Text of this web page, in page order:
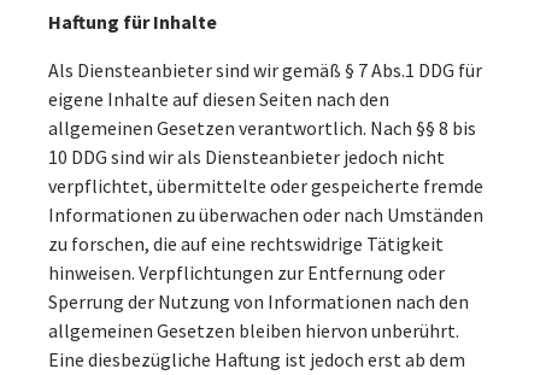
Haftung für Inhalte
Als Diensteanbieter sind wir gemäß § 7 Abs.1 DDG für
eigene Inhalte auf diesen Seiten nach den
allgemeinen Gesetzen verantwortlich. Nach §§ 8 bis
10 DDG sind wir als Diensteanbieter jedoch nicht
verpflichtet, übermittelte oder gespeicherte fremde
Informationen zu überwachen oder nach Umständen
zu forschen, die auf eine rechtswidrige Tätigkeit
hinweisen. Verpflichtungen zur Entfernung oder
Sperrung der Nutzung von Informationen nach den
allgemeinen Gesetzen bleiben hiervon unberührt.
Eine diesbezügliche Haftung ist jedoch erst ab dem